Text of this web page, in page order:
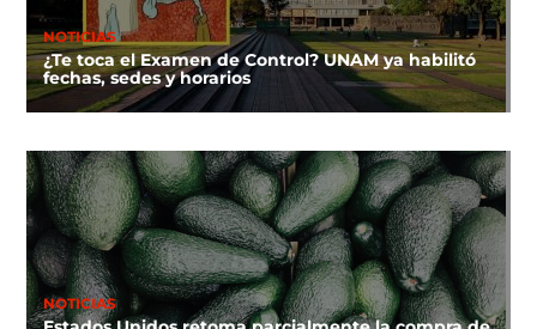
NOTICIAS
¿Te toca el Examen de Control? UNAM ya habilitó
fechas, sedes y horarios
NOTICIAS